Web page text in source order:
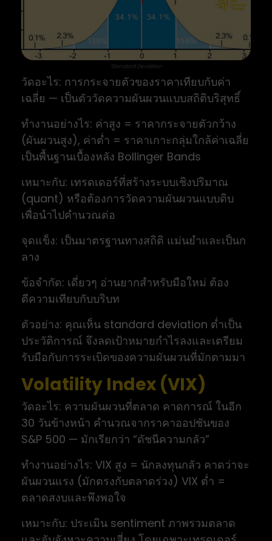
Standard Deviation
วัดอะไร: การกระจายตัวของราคาเทียบกับค่า
เฉลี่ย — เป็นตัววัดความผันผวนแบบสถิติบริสุทธิ์
ทำงานอย่างไร: ค่าสูง = ราคากระจายตัวกว้าง
(ผันผวนสูง), ค่าต่ำ = ราคาเกาะกลุ่มใกล้ค่าเฉลี่ย
เป็นพื้นฐานเบื้องหลัง Bollinger Bands
เหมาะกับ: เทรดเดอร์ที่สร้างระบบเชิงปริมาณ
(quant) หรือต้องการวัดความผันผวนแบบดิบ
เพื่อนำไปคำนวณต่อ
จุดแข็ง: เป็นมาตรฐานทางสถิติ แม่นยำและเป็นก
ลาง
ข้อจำกัด: เดี่ยวๆ อ่านยากสำหรับมือใหม่ ต้อง
ตีความเทียบกับบริบท
ตัวอย่าง: คุณเห็น standard deviation ต่ำเป็น
ประวัติการณ์ จึงลดเป้าหมายกำไรลงและเตรียม
รับมือกับการระเบิดของความผันผวนที่มักตามมา
Volatility Index (VIX)
วัดอะไร: ความผันผวนที่ตลาด คาดการณ์ ในอีก
30 วันข้างหน้า คำนวณจากราคาออปชันของ
S&P 500 — มักเรียกว่า “ดัชนีความกลัว”
ทำงานอย่างไร: VIX สูง = นักลงทุนกลัว คาดว่าจะ
ผันผวนแรง (มักตรงกับตลาดร่วง) VIX ต่ำ =
ตลาดสงบและพึงพอใจ
เหมาะกับ: ประเมิน sentiment ภาพรวมตลาด